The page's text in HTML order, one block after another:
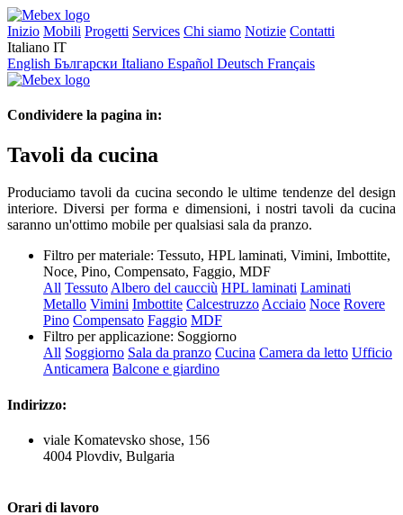
Inizio Mobili Progetti Services Chi siamo Notizie Contatti
Italiano IT
English Български Italiano Español Deutsch Français
Condividere la pagina in:
Tavoli da cucina
Produciamo tavoli da cucina secondo le ultime tendenze del design
interiore. Diversi per forma e dimensioni, i nostri tavoli da cucina
saranno un'ottimo mobile per qualsiasi sala da pranzo.
Filtro per materiale: Tessuto, HPL laminati, Vimini, Imbottite,
Noce, Pino, Compensato, Faggio, MDF
All TessutoAlbero del caucciù HPL laminati Laminati
Metallo Vimini Imbottite CalcestruzzoAcciaio Noce Rovere
Pino Compensato Faggio MDF
Filtro per applicazione: Soggiorno
All Soggiorno Sala da pranzo Cucina Camera da letto Ufficio
Anticamera Balcone e giardino
Indirizzo:
viale Komatevsko shose, 156
4004 Plovdiv, Bulgaria
Orari di lavoro